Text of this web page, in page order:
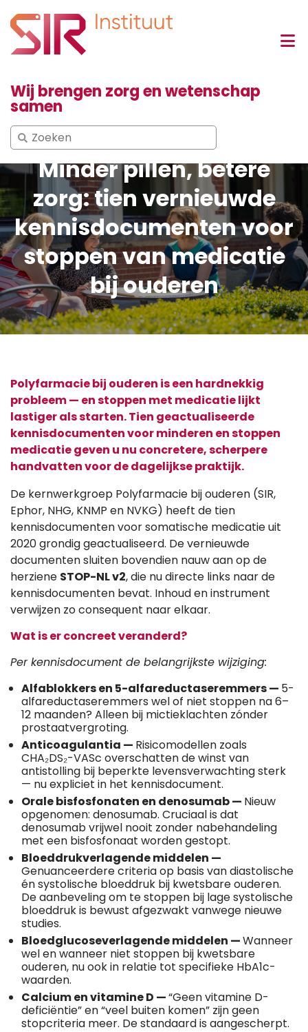
Wij brengen zorg en wetenschap
samen
Search
for:
Minder pillen, betere
zorg: tien vernieuwde
kennisdocumenten voor
stoppen van medicatie
bij ouderen
Polyfarmacie bij ouderen is een hardnekkig
probleem — en stoppen met medicatie lijkt
lastiger als starten. Tien geactualiseerde
kennisdocumenten voor minderen en stoppen
medicatie geven u nu concretere, scherpere
handvatten voor de dagelijkse praktijk.
De kernwerkgroep Polyfarmacie bij ouderen (SIR,
Ephor, NHG, KNMP en NVKG) heeft de tien
kennisdocumenten voor somatische medicatie uit
2020 grondig geactualiseerd. De vernieuwde
documenten sluiten bovendien nauw aan op de
herziene STOP-NL v2, die nu directe links naar de
kennisdocumenten bevat. Inhoud en instrument
verwijzen zo consequent naar elkaar.
Wat is er concreet veranderd?
Per kennisdocument de belangrijkste wijziging:
Alfablokkers en 5-alfareductaseremmers — 5-
alfareductaseremmers wel of niet stoppen na 6–
12 maanden? Alleen bij mictieklachten zónder
prostaatvergroting.
Anticoagulantia — Risicomodellen zoals
CHA₂DS₂-VASc overschatten de winst van
antistolling bij beperkte levensverwachting sterk
— nu expliciet in het kennisdocument.
Orale bisfosfonaten en denosumab — Nieuw
opgenomen: denosumab. Cruciaal is dat
denosumab vrijwel nooit zonder nabehandeling
met een bisfosfonaat worden gestopt.
Bloeddrukverlagende middelen —
Genuanceerdere criteria op basis van diastolische
én systolische bloeddruk bij kwetsbare ouderen.
De aanbeveling om te stoppen bij lage systolische
bloeddruk is bewust afgezwakt vanwege nieuwe
studies.
Bloedglucoseverlagende middelen —Wanneer
wel en wanneer niet stoppen bij kwetsbare
ouderen, nu ook in relatie tot specifieke HbA1c-
waarden.
Calcium en vitamine D —“Geen vitamine D-
deficiëntie” en “veel buiten komen” zijn geen
stopcriteria meer. De standaard is aangescherpt.